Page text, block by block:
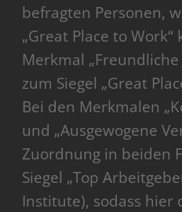
befragten Personen,
„Great Place to
Merkmal
zum Siegel „Great
Bei den Merkmalen
und „Ausgewogene
Zuordnung in beiden
Siegel „Top
Institute), sodass hier